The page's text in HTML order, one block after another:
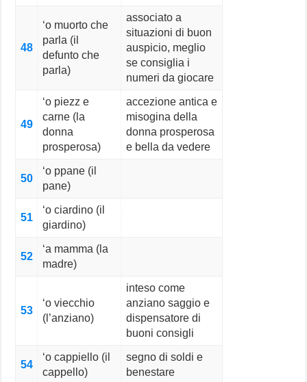
48
‘o muorto che
parla (il
defunto che
parla)
associato a
situazioni di buon
auspicio, meglio
se consiglia i
numeri da giocare
49
‘o piezz e
carne (la
donna
prosperosa)
accezione antica e
misogina della
donna prosperosa
e bella da vedere
50
‘o ppane (il
pane)
51
‘o ciardino (il
giardino)
52
‘a mamma (la
madre)
53
‘o viecchio
(l’anziano)
inteso come
anziano saggio e
dispensatore di
buoni consigli
54
‘o cappiello (il
cappello)
segno di soldi e
benestare